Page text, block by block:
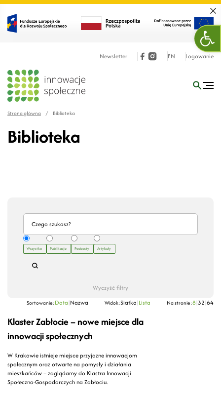
Newsletter EN Logowanie
Strona główna / Biblioteka
Biblioteka
Wszystko Publikacje Podcasty Artykuły
Wyczyść filtry
Sortowanie:Data|Nazwa Widok:Siatka|Lista Na stronie:8|32|64
Klaster Zabłocie – nowe miejsce dla
innowacji społecznych
W Krakowie istnieje miejsce przyjazne innowacjom
społecznym oraz otwarte na pomysły i działania
mieszkańców – zaglądamy do Klastra Innowacji
Społeczno-Gospodarczych na Zabłociu.